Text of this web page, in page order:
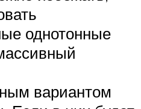
однотонные
вариантом